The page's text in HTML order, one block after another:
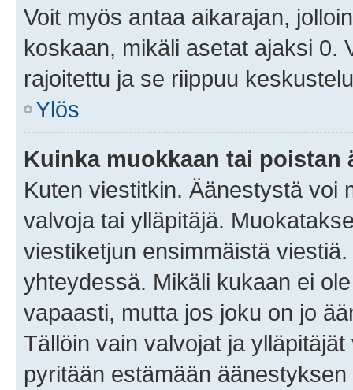
Voit myös antaa aikarajan,
koskaan, mikäli asetat ajaksi 0.
rajoitettu ja se riippuu
Ylös
Kuinka muokkaan tai poistan
Kuten viestitkin. Äänestystä voi
valvoja tai ylläpitäjä.
viestiketjun ensimmäistä
yhteydessä. Mikäli kukaan ei
vapaasti, mutta jos joku on jo
Tällöin vain valvojat ja
pyritään estämään